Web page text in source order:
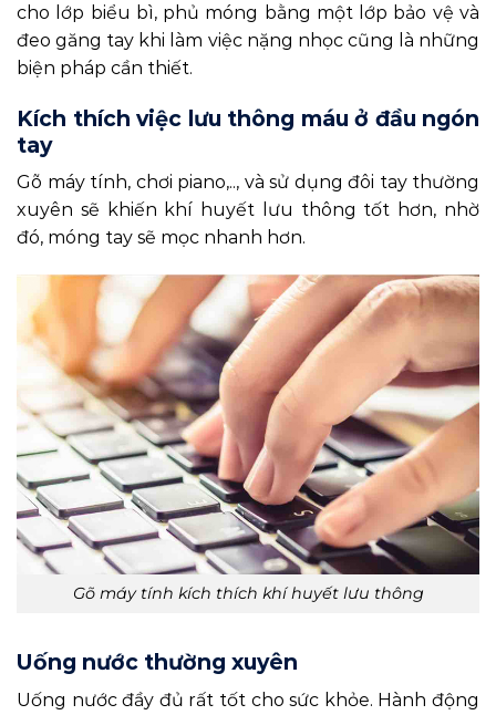
cho lớp biểu bì, phủ móng bằng một lớp bảo vệ và
đeo găng tay khi làm việc nặng nhọc cũng là những
biện pháp cần thiết.
Kích thích việc lưu thông máu ở đầu ngón
tay
Gõ máy tính, chơi piano,.., và sử dụng đôi tay thường
xuyên sẽ khiến khí huyết lưu thông tốt hơn, nhờ
đó, móng tay sẽ mọc nhanh hơn.
Gõ máy tính kích thích khí huyết lưu thông
Uống nước thường xuyên
Uống nước đầy đủ rất tốt cho sức khỏe. Hành động